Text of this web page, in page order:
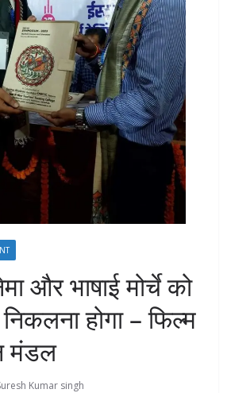
और भाषाई मोर्चे को
होगा – फिल्म
मंडल
Kumar singh